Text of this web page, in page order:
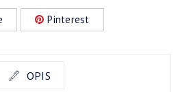
Pinterest
OPIS